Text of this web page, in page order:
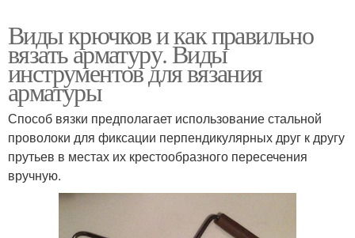
Виды крючков и как правильно
вязать арматуру. Виды
инструментов для вязания
арматуры
Способ вязки предполагает использование стальной
проволоки для фиксации перпендикулярных друг к другу
прутьев в местах их крестообразного пересечения
вручную.